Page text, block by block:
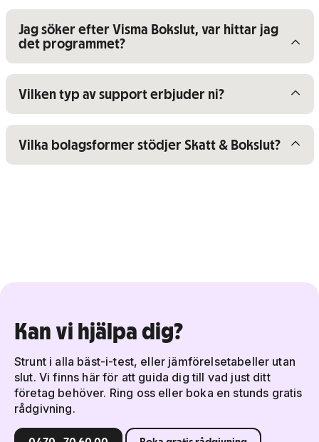
Visa/dölj innehåll för
Jag söker efter Visma Bokslut, var hittar jag
det programmet?
Visa/dölj innehåll för
Vilken typ av support erbjuder ni?
Visa/dölj innehåll för
Vilka bolagsformer stödjer Skatt & Bokslut?
Kan vi hjälpa dig?
Strunt i alla bäst-i-test, eller jämförelsetabeller utan
slut. Vi finns här för att guida dig till vad just ditt
företag behöver. Ring oss eller boka en stunds gratis
rådgivning.